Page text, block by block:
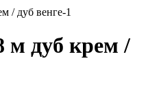
/ дуб венге-1
м дуб крем /